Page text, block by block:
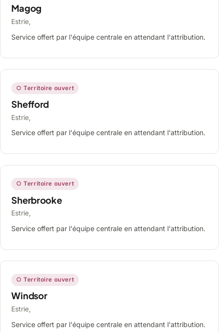
Magog
Estrie,
Service offert par l'équipe centrale en attendant l'attribution.
○ Territoire ouvert
Shefford
Estrie,
Service offert par l'équipe centrale en attendant l'attribution.
○ Territoire ouvert
Sherbrooke
Estrie,
Service offert par l'équipe centrale en attendant l'attribution.
○ Territoire ouvert
Windsor
Estrie,
Service offert par l'équipe centrale en attendant l'attribution.